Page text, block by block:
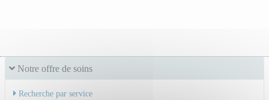
Notre offre de soins
Recherche par service